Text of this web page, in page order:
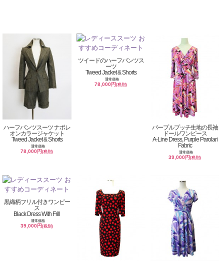
ハーフパンツスーツ ナポレ
オンカラージャケット
Tweed Jacket & Shorts
通常価格
78,000円(税別)
ツイードのハーフパンツス
ーツ
Tweed Jacket & Shorts
通常価格
78,000円(税別)
パープルプッチ生地の長袖
ドールワンピース
A-Line Dress, Purple Parolari
Fabric
通常価格
39,000円(税別)
黒織柄フリル付きワンピー
ス
Black Dress With Frill
通常価格
39,000円(税別)